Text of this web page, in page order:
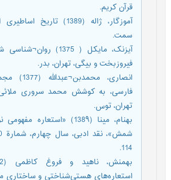
قرآن کریم.
آموزگار، ژاله (1389) تاریخ
سمت.
آیزنک، مایکل ( 1375)
فیروزبخت و بیگی، تهران، بدر.
انصاری،
فارسی، به کوشش محمد سروری
تهران، توس.
بهنام، مینا (138۹) «استعاره
114.
استعاره‌های هستی‌شناختی و ساختاری